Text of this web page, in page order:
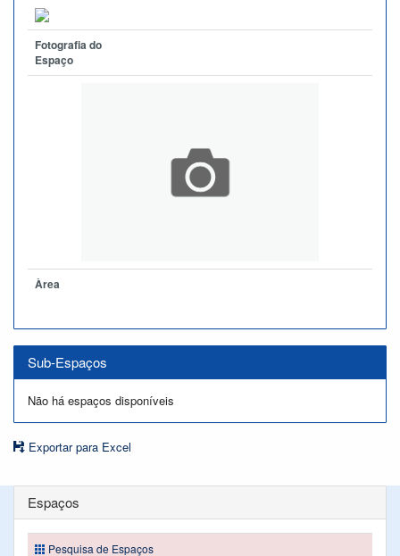
Fotografia do
Espaço
Àrea
Sub-Espaços
Não há espaços disponíveis
Exportar para Excel
Espaços
Pesquisa de Espaços